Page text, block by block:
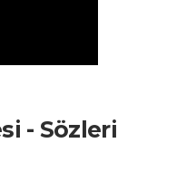
- Sözleri